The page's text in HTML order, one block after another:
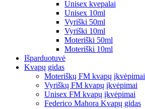
Unisex kvepalai
Unisex 10ml
Vyriški 50ml
Vyriški 10ml
Moteriški 50ml
Moteriški 10ml
Išparduotuvė
Kvapų gidas
Moteriškų FM kvapų įkvėpimai
Vyriškų FM kvapų įkvėpimai
Unisex FM kvapų įkvėpimai
Federico Mahora Kvapų gidas